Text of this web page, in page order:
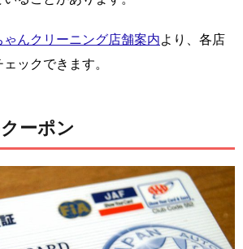
ゃんクリーニング店舗案内より、各店
ックできます。
ーポン